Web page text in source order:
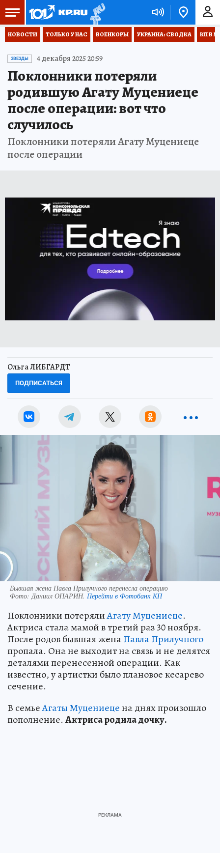
НОВОСТИ ТОЛЬКО У НАС ВОЕНКОРЫ УКРАИНА: СВОДКА КП В
ЗВЕЗДЫ 4 декабря 2025 20:59
Поклонники потеряли
родившую Агату Муцениеце
после операции: вот что
случилось
Поклонники потеряли Агату Муцениеце
после операции
Ольга ЛИБГАРДТ
ПОДПИСАТЬСЯ
Бывшая жена Павла Прилучного перенесла операцию
Фото: Даниил ОПАРИН. Перейти в Фотобанк КП
Поклонники потерялиАгату Муцениеце.
Актриса стала мамой в третий раз 30 ноября.
После родов бывшая женаПавла Прилучного
пропала. Она не выходит на связь и не делятся
деталями перенесенной операции. Как
известно, у артистки было плановое кесарево
сечение.
В семьеАгаты Муцениецена днях произошло
пополнение.Актриса родила дочку.